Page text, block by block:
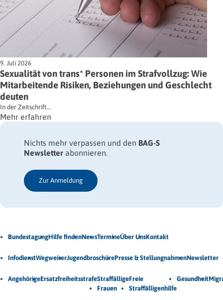
9. Juli 2026
Sexualität von trans* Personen im Strafvollzug: Wie
Mitarbeitende Risiken, Beziehungen und Geschlecht
deuten
In der Zeitschrift…
Mehr erfahren
Nichts mehr verpassen und den BAG-S
Newsletter abonnieren.
Zur Anmeldung
BundestagungHilfe findenNewsTermineÜber UnsKontakt
InfodienstWegweiserJugendbroschürePresse & StellungnahmenNewsletter
AngehörigeErsatzfreiheitsstrafeStraffällige
Frauen
Freie
Straffälligenhilfe
Gesundheit